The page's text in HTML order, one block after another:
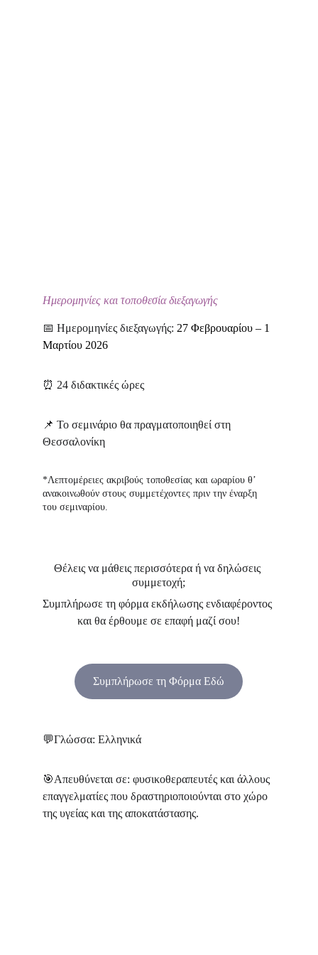
Ημερομηνίες και τοποθεσία διεξαγωγής
📅 Ημερομηνίες διεξαγωγής: 27 Φεβρουαρίου – 1
Μαρτίου 2026
⏰ 24 διδακτικές ώρες
📌 Το σεμινάριο θα πραγματοποιηθεί στη
Θεσσαλονίκη
*Λεπτομέρειες ακριβούς τοποθεσίας και ωραρίου θ’
ανακοινωθούν στους συμμετέχοντες πριν την έναρξη
του σεμιναρίου.
Θέλεις να μάθεις περισσότερα ή να δηλώσεις
συμμετοχή;
Συμπλήρωσε τη φόρμα εκδήλωσης ενδιαφέροντος
και θα έρθουμε σε επαφή μαζί σου!
Συμπλήρωσε τη Φόρμα Εδώ
💬Γλώσσα: Ελληνικά
🎯Απευθύνεται σε: φυσικοθεραπευτές και άλλους
επαγγελματίες που δραστηριοποιούνται στο χώρο
της υγείας και της αποκατάστασης.